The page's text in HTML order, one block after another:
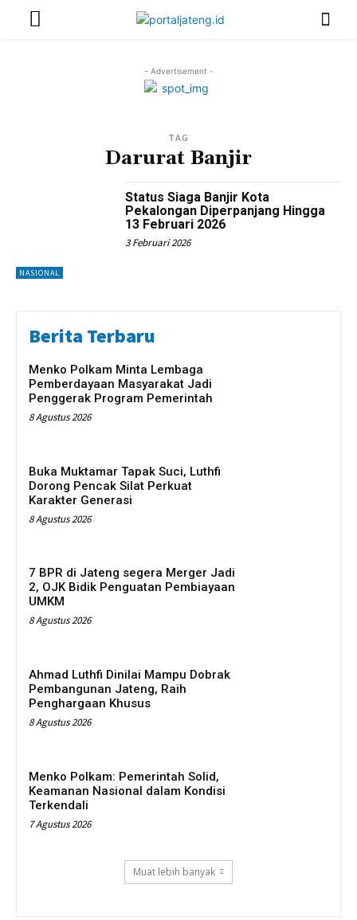
- Advertisement -
TAG
Darurat Banjir
NASIONAL
Status Siaga Banjir Kota
Pekalongan Diperpanjang Hingga
13 Februari 2026
3 Februari 2026
Berita Terbaru
Menko Polkam Minta Lembaga
Pemberdayaan Masyarakat Jadi
Penggerak Program Pemerintah
8 Agustus 2026
Buka Muktamar Tapak Suci, Luthfi
Dorong Pencak Silat Perkuat
Karakter Generasi
8 Agustus 2026
7 BPR di Jateng segera Merger Jadi
2, OJK Bidik Penguatan Pembiayaan
UMKM
8 Agustus 2026
Ahmad Luthfi Dinilai Mampu Dobrak
Pembangunan Jateng, Raih
Penghargaan Khusus
8 Agustus 2026
Menko Polkam: Pemerintah Solid,
Keamanan Nasional dalam Kondisi
Terkendali
7 Agustus 2026
Muat lebih banyak